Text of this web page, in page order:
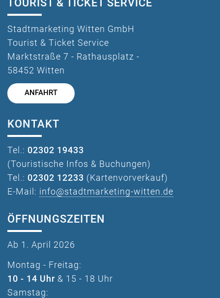
TOURIST & TICKET SERVICE
Stadtmarketing Witten GmbH
Tourist & Ticket Service
Marktstraße 7 - Rathausplatz -
58452 Witten
ANFAHRT
KONTAKT
Tel.: 02302 19433
(Touristische Infos & Buchungen)
Tel.: 02302 12233 (Kartenvorverkauf)
E-Mail: info@stadtmarketing-witten.de
ÖFFNUNGSZEITEN
Ab 1. April 2026
Montag - Freitag:
10 - 14 Uhr & 15 - 18 Uhr
Samstag: